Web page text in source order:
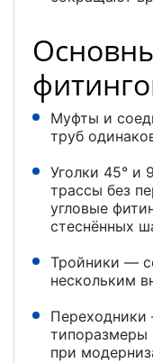
Муфты и
труб
Уголки 45° и
трассы без
угловые
стеснённых
Тройники —
нескольким
типоразмеры
при